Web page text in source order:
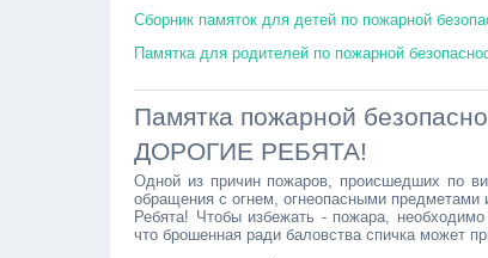
Сборник памяток для детей по пожарной
Памятка для родителей по пожарной
Памятка пожарной
ДОРОГИЕ РЕБЯТА!
Одной из причин пожаров, происшедших по
обращения с огнем, огнеопасными предметами
Ребята! Чтобы избежать - пожара,
что брошенная ради баловства спичка может